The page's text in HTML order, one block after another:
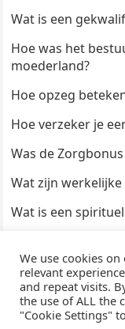
Wat is een
Hoe was het
moederland?
Hoe opzeg
Hoe verzeker je
Was de
Wat zijn werkelijke
Wat is een
Hoe duur zijn
© 2026
We use cookies
relevant
and repeat visits.
the use of ALL the
"Cookie Settings"